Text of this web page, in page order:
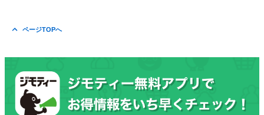
ページTOPへ